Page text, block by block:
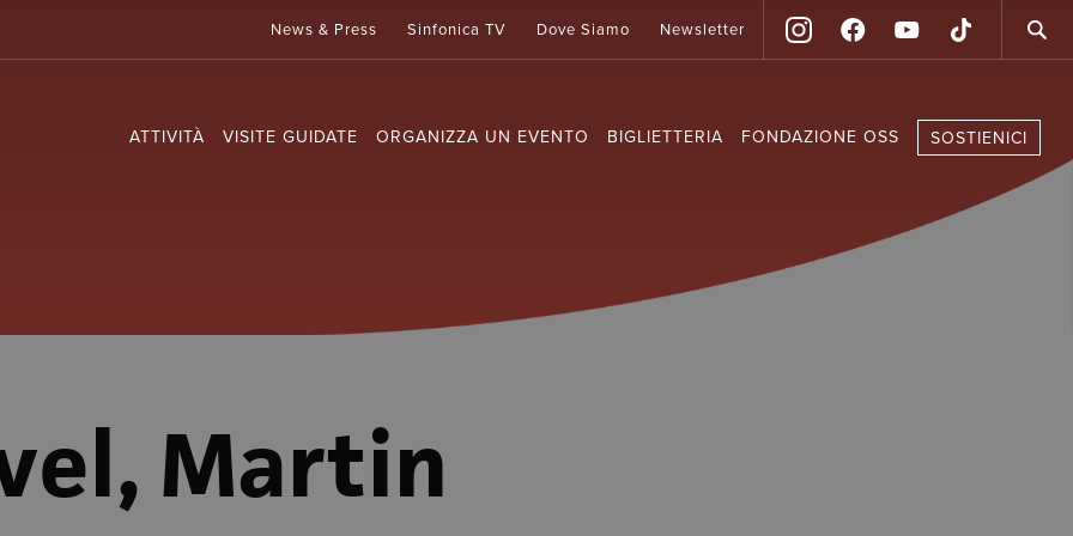
ATTIVITÀ VISITE GUIDATE ORGANIZZA UN EVENTO BIGLIETTERIA FONDAZIONE OSS SOSTIENICI
News & Press Sinfonica TV Dove Siamo Newsletter
Martin